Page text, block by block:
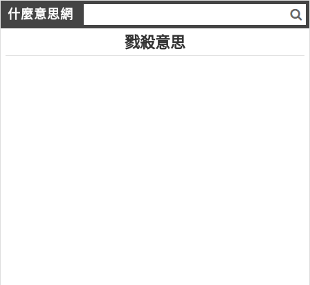
什麼意思網
戮殺意思